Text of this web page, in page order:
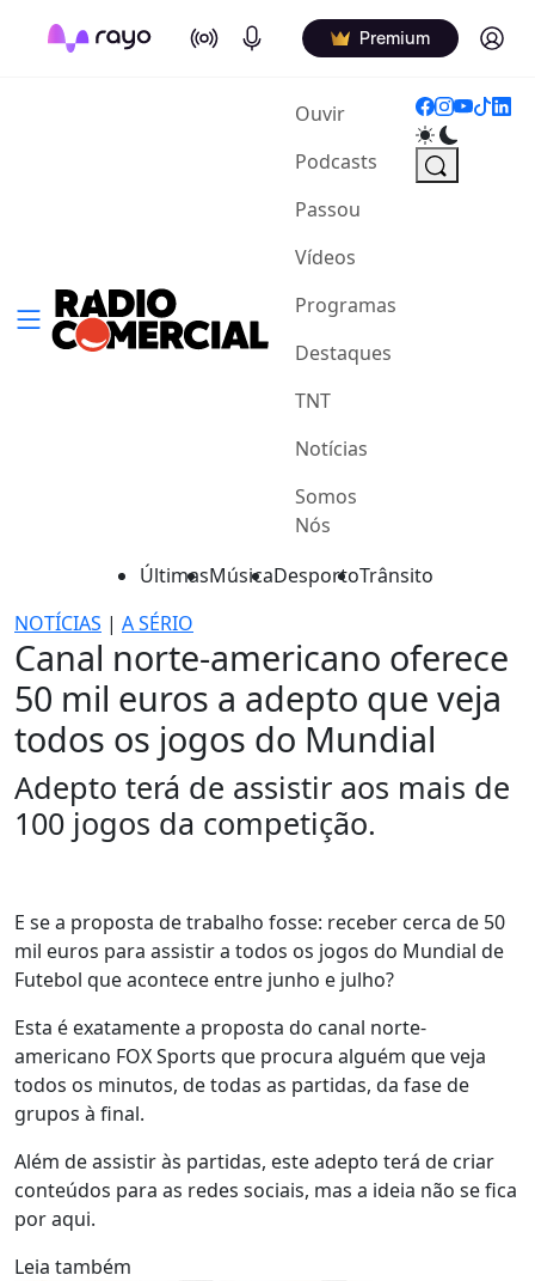
On Air Podcasts Premium Log in
Ouvir(current)
Podcasts
Passou
Vídeos
Programas
Destaques
TNT
Notícias
Somos
Nós
ÚltimasMúsicaDesportoTrânsito
NOTÍCIAS | A SÉRIO
Canal norte-americano oferece
50 mil euros a adepto que veja
todos os jogos do Mundial
Adepto terá de assistir aos mais de
100 jogos da competição.
E se a proposta de trabalho fosse: receber cerca de 50
mil euros para assistir a todos os jogos do Mundial de
Futebol que acontece entre junho e julho?
Esta é exatamente a proposta do canal norte-
americano FOX Sports que procura alguém que veja
todos os minutos, de todas as partidas, da fase de
grupos à final.
Além de assistir às partidas, este adepto terá de criar
conteúdos para as redes sociais, mas a ideia não se fica
por aqui.
Leia também